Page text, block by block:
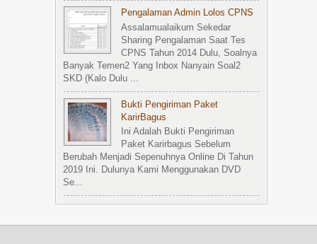
Pengalaman Admin Lolos CPNS
Assalamualaikum Sekedar
Sharing Pengalaman Saat Tes
CPNS Tahun 2014 Dulu, Soalnya
Banyak Temen2 Yang Inbox Nanyain Soal2
SKD (kalo Dulu ...
Bukti Pengiriman Paket
KarirBagus
Ini Adalah Bukti Pengiriman
Paket Karirbagus Sebelum
Berubah Menjadi Sepenuhnya Online Di Tahun
2019 Ini. Dulunya Kami Menggunakan DVD
Se...